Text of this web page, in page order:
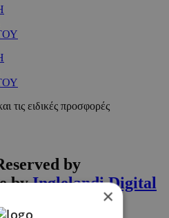
τις ειδικές προσφορές
by
byInglelandi Digital
×